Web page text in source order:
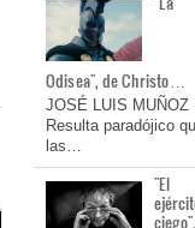
Odisea", de Christo…
JOSÉ LUIS MUÑOZ
Resulta paradójico
las…
"El